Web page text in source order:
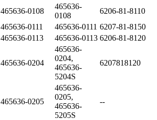
465636-0108
465636-
0108
6206-81-8110
465636-0111 465636-0111 6207-81-8150
465636-0113 465636-0113 6206-81-8120
465636-0204
465636-
0204,
465636-
5204S
6207818120
465636-0205
465636-
0205,
465636-
5205S
--